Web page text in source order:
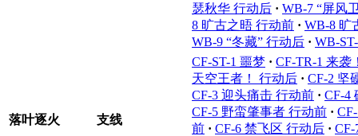
瑟秋华 行动后 · WB-7 “屏风
8 旷古之晤 行动前 · WB-8 旷
WB-9 “冬藏” 行动后 · WB-
落叶逐火 支线
CF-ST-1 噩梦 · CF-TR-1 来袭
天空王者！ 行动后 · CF-2 坚
CF-3 迎头痛击 行动前 · CF-4
CF-5 野蛮肇事者 行动前 ·
前 · CF-6 禁飞区 行动后 ·